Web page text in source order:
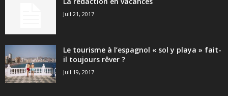
Juil 21, 2017
Le tourisme à l’espagnol « sol y playa » fait-
il toujours rêver ?
Juil 19, 2017